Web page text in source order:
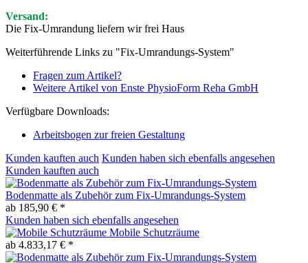
Versand:
Die Fix-Umrandung liefern wir frei Haus
Weiterführende Links zu "Fix-Umrandungs-System"
Fragen zum Artikel?
Weitere Artikel von Enste PhysioForm Reha GmbH
Verfügbare Downloads:
Arbeitsbogen zur freien Gestaltung
Kunden kauften auch Kunden haben sich ebenfalls angesehen
Kunden kauften auch
Bodenmatte als Zubehör zum Fix-Umrandungs-System
ab 185,90 € *
Kunden haben sich ebenfalls angesehen
Mobile Schutzräume
ab 4.833,17 € *